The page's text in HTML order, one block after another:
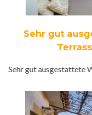
Sehr gut
Sehr gut ausgestattete